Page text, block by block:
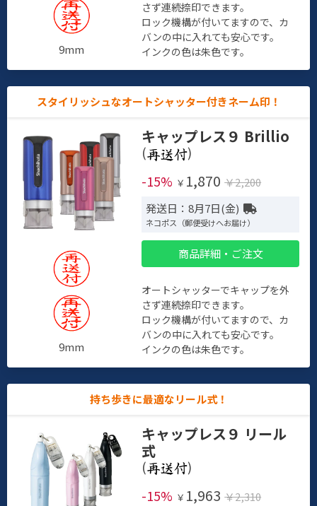
9mm
さず連続捺印できます。
ロック機構が付いてますので、カ
バンの中に入れても安心です。
インクの色は朱色です。
スタイリッシュなオートシャッター付きネーム印！
9mm
キャップレス９ Brillio
(
)
-15% ￥ 1,870 ￥2,200
発送日：8月7日(金)
ネコポス（郵便受けへお届け）
商品詳細・ご注文
オートシャッターでキャップを外
さず連続捺印できます。
ロック機構が付いてますので、カ
バンの中に入れても安心です。
インクの色は朱色です。
持ち歩きに最適なリール式！
キャップレス９ リール
式
(
)
-15% ￥ 1,963 ￥2,310